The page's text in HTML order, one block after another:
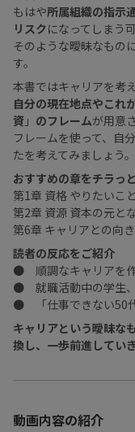
もはや所属組織の指示
リスクになってしまう
そのような曖昧なもの
す。
本書ではキャリアを考
自分の現在地点やこれ
資 」 のフレームが用意
フレームを使って、自
たを考えてみましょう。
おすすめの章をチラっ
第1章 資格 やりたいこ
第2章 資源 資本の元と
第6章 キャリアとの向
読者の反応をご紹介
● 順調なキャリアを作
● 就職活動中の学生、
● 「仕事できない50
キャリアという曖昧な
換し、一歩前進してい
動画内容の紹介